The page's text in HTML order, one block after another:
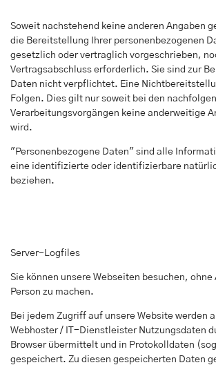
Soweit nachstehend keine anderen Angaben
die Bereitstellung Ihrer personenbezogenen
gesetzlich oder vertraglich vorgeschrieben,
Vertragsabschluss erforderlich. Sie sind zur
Daten nicht verpflichtet. Eine
Folgen. Dies gilt nur soweit bei den
Verarbeitungsvorgängen keine anderweitige
wird.
"Personenbezogene Daten" sind alle
eine identifizierte oder identifizierbare
beziehen.
Server-Logfiles
Sie können unsere Webseiten besuchen, ohne
Person zu machen.
Bei jedem Zugriff auf unsere Website werden
Webhoster / IT-Dienstleister Nutzungsdaten
Browser übermittelt und in Protokolldaten
gespeichert. Zu diesen gespeicherten Daten